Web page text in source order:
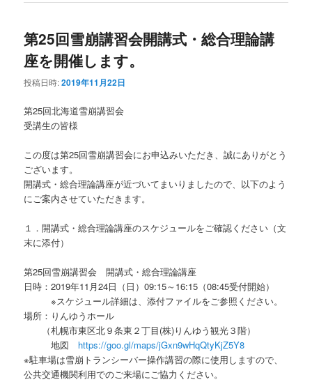
第25回雪崩講習会開講式・総合理論講
座を開催します。
投稿日時:2019年11月22日
第25回北海道雪崩講習会
受講生の皆様
この度は第25回雪崩講習会にお申込みいただき、誠にありがとう
ございます。
開講式・総合理論講座が近づいてまいりましたので、以下のよう
にご案内させていただきます。
１．開講式・総合理論講座のスケジュールをご確認ください（文
末に添付）
第25回雪崩講習会 開講式・総合理論講座
日時：2019年11月24日（日）09:15～16:15（08:45受付開始）
※スケジュール詳細は、添付ファイルをご参照ください。
場所：りんゆうホール
（札幌市東区北９条東２丁目(株)りんゆう観光３階）
地図 https://goo.gl/maps/jGxn9wHqQtyKjZ5Y8
※駐車場は雪崩トランシーバー操作講習の際に使用しますので、
公共交通機関利用でのご来場にご協力ください。